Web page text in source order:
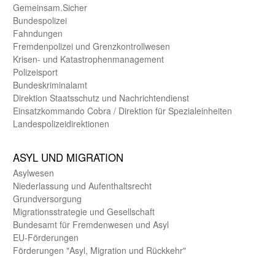
Gemein­sam.Sicher
Bundes­polizei
Fahndungen
Fremdenpolizei und Grenzkontrollwesen
Krisen- und Katastrophen­management
Polizeisport
Bundes­kriminal­amt
Direktion Staats­schutz und Nach­richten­dienst
Einsatz­kommando Cobra / Direktion für Spezialeinheiten
Landes­polizei­direk­tionen
ASYL UND MIGRA­TION
Asyl­wesen
Nieder­lassung und Aufent­halts­recht
Grund­versorgung
Migrations­strategie und Gesell­schaft
Bundes­amt für Fremden­wesen und Asyl
EU-Förde­rungen
Förderungen "Asyl, Migration und Rückkehr"